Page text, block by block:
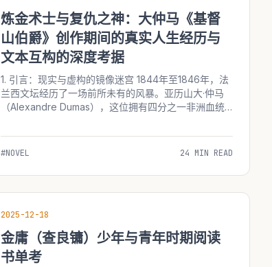
炼金术士与复仇之神：大仲马《基督
山伯爵》创作期间的真实人生经历与
文本互构的深度考据
1. 引言：现实与虚构的镜像迷宫 1844年至1846年，法
兰西文坛经历了一场前所未有的风暴。亚历山大·仲马
（Alexandre Dumas），这位拥有四分之一非洲血统
复仇史诗——《基督山伯爵》（Le Comte...
#NOVEL 24 MIN READ
2025-12-18
金庸（查良镛）少年与青年时期阅读
书单考